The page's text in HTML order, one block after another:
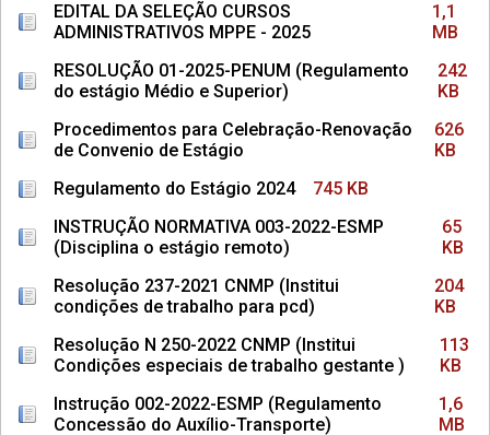
EDITAL DA SELEÇÃO CURSOS
ADMINISTRATIVOS MPPE - 2025
1,1
MB
RESOLUÇÃO 01-2025-PENUM (Regulamento
do estágio Médio e Superior)
242
KB
Procedimentos para Celebração-Renovação
de Convenio de Estágio
626
KB
Regulamento do Estágio 2024
745 KB
INSTRUÇÃO NORMATIVA 003-2022-ESMP
(Disciplina o estágio remoto)
65
KB
Resolução 237-2021 CNMP (Institui
condições de trabalho para pcd)
204
KB
Resolução N 250-2022 CNMP (Institui
Condições especiais de trabalho gestante )
113
KB
Instrução 002-2022-ESMP (Regulamento
Concessão do Auxílio-Transporte)
1,6
MB